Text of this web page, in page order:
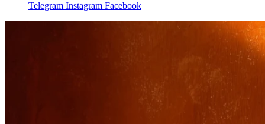
Telegram Instagram Facebook